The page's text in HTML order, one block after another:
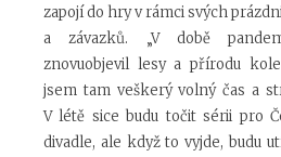
zapojí do hry v rámci svých
a závazků. „V době
znovuobjevil lesy a přírodu
jsem tam veškerý volný čas a
V létě sice budu točit sérii pro
divadle, ale když to vyjde, budu